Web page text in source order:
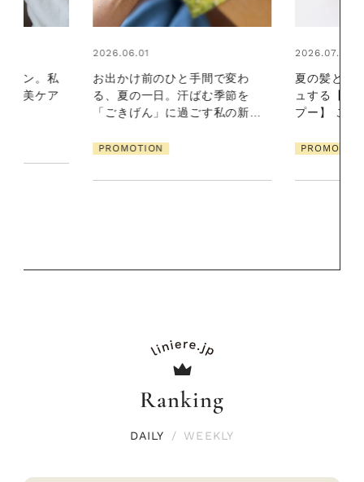
で変わ
季節を
2026.07.24
夏の髪と心が瞬時にリフレッシ
ュする【大人気のドライシャン
プー】 この1本で汗ばむ季節も
PROMOTION
2026.07.21
【高山都さ
ク発・ベー
クセサリー
Ranking
DAILY / WEEKLY